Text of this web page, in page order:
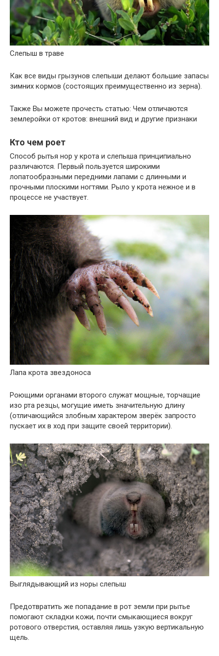
Слепыш в траве
Как все виды грызунов слепыши делают большие запасы
зимних кормов (состоящих преимущественно из зерна).
Также Вы можете прочесть статью: Чем отличаются
землеройки от кротов: внешний вид и другие признаки
Кто чем роет
Способ рытья нор у крота и слепыша принципиально
различаются. Первый пользуется широкими
лопатообразными передними лапами с длинными и
прочными плоскими ногтями. Рыло у крота нежное и в
процессе не участвует.
Лапа крота звездоноса
Роющими органами второго служат мощные, торчащие
изо рта резцы, могущие иметь значительную длину
(отличающийся злобным характером зверёк запросто
пускает их в ход при защите своей территории).
Выглядывающий из норы слепыш
Предотвратить же попадание в рот земли при рытье
помогают складки кожи, почти смыкающиеся вокруг
ротового отверстия, оставляя лишь узкую вертикальную
щель.